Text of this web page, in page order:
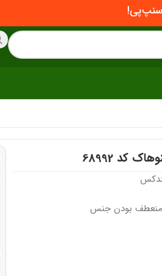
کد 68992
منعطف بودن جنس